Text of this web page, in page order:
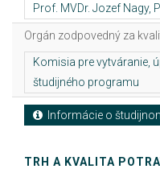
Orgán zodpovedný za
Informácie o
TRH A KVALITA